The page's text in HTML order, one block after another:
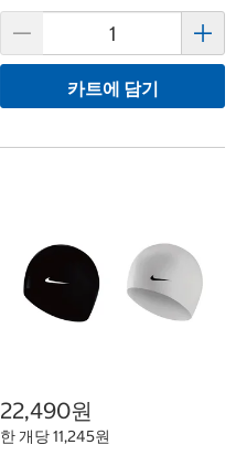
카트에 담기
22,490원
한 개당 11,245원